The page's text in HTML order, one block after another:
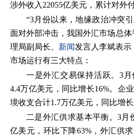
涉外收入22055亿美元，累计对外
“3月份以来，地缘政治冲突
面对外部冲击，我国外汇市场总
理局副局长、 新闻发言人李斌表
市场运行有三大特点：
一是外汇交易保持活跃。3
4.4万亿美元，同比增长16%。企
境收支合计1.7万亿美元，同比增长
二是外汇供求基本平衡。3月
亿美元，环比下降63%，外汇供